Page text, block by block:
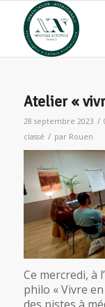
Atelier «
28 septembre 2023 /
classé / par Rouen
Ce mercredi, à
philo « Vivre